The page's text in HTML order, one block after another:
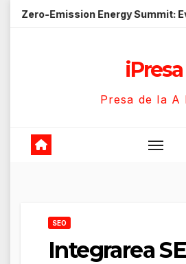
Energy Summit: Evenimente
iPresa
Presa de la A
SEO
Integrarea